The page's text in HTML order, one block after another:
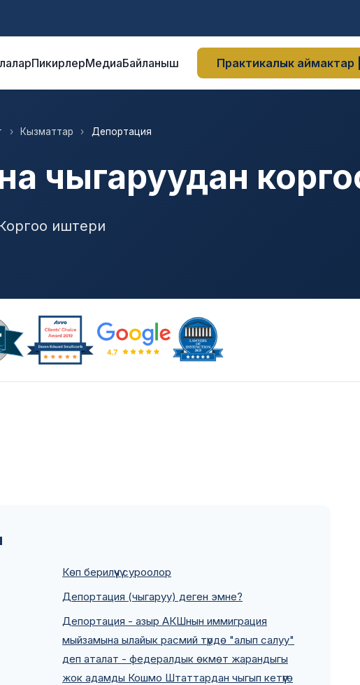
Google Tag
ПикирлерМедиаБайланыш Практикалык аймактар
› Кызматтар › Депортация
чыгаруудан
иштери
Көп берилүүчү суроолор
Депортация (чыгаруу) деген эмне?
Депортация - азыр АКШнын иммиграция
мыйзамына ылайык расмий түрдө "алып салуу"
деп аталат - федералдык өкмөт жарандыгы
жок адамды Кошмо Штаттардан чыгып кетүүгө